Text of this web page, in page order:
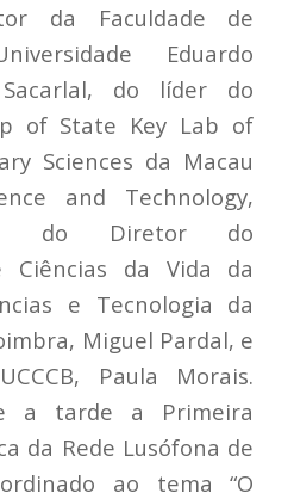
da Faculdade de
Eduardo
do líder do
of State Key Lab of
Sciences da Macau
and Technology,
do Diretor do
Ciências da Vida da
e Tecnologia da
Miguel Pardal, e
Paula Morais.
a tarde a Primeira
da Rede Lusófona de
ao tema “O